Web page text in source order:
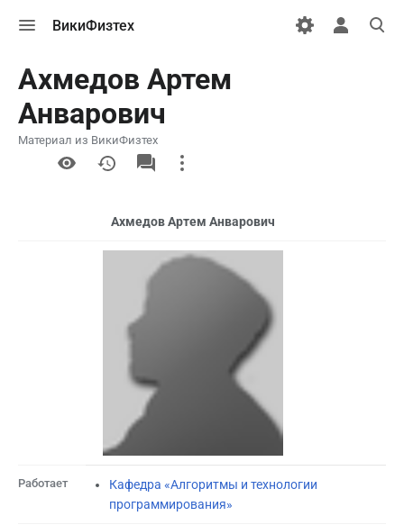
меню
ВикиФизтех
Открыть
поиск
Ахмедов Артем
Анварович
Материал из ВикиФизтех
More
actions
Ахмедов Артем Анварович
Работает
Кафедра «Алгоритмы и технологии
программирования»